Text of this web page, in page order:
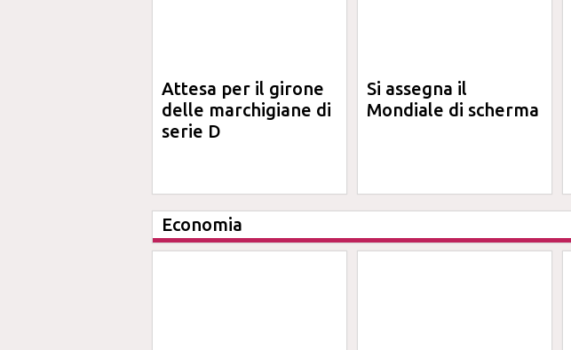
Attesa per il girone
delle marchigiane di
serie D
Si assegna il
Mondiale di scherma
Economia